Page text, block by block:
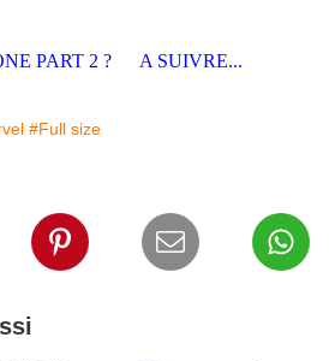
PART 2 ? A SUIVRE...
#Full size